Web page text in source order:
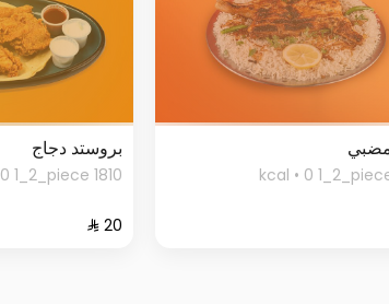
بروستد دجاج
1810 kcal • 0 1_2_piece